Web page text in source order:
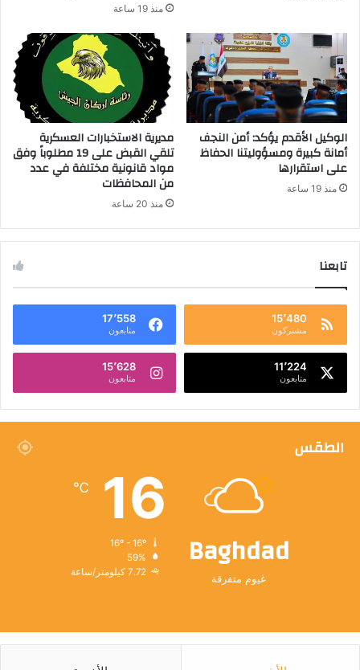
منذ 19 ساعة
الوكيل الأقدم يؤكد: أمن النجف
أمانة كبيرة ومسؤوليتنا الحفاظ
على استقرارها
منذ 19 ساعة
مديرية الاستخبارات العسكرية
تلقي القبض على 19 مطلوباً وفق
مواد قانونية مختلفة في عدد
من المحافظات
منذ 20 ساعة
تابعنا
15٬480
مشتركون
17٬558
متابعون
11٬224
متابعون
15٬628
متابعون
الطقس
Baghdad
غيوم متفرقة
16
℃
59%
7.72 كيلومتر/ساعة